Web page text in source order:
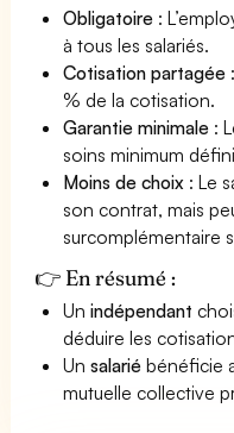
Obligatoire :
à tous les salariés.
Cotisation partagée
% de la cotisation.
Garantie minimale :
soins minimum
Moins de choix : Le
son contrat, mais
surcomplémentaire
👉 En résumé :
Unindépendant
déduire les
Unsalarié bénéficie
mutuelle collective